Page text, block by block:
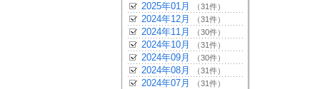
2025年01月 （31件）
2024年12月 （31件）
2024年11月 （30件）
2024年10月 （31件）
2024年09月 （30件）
2024年08月 （31件）
2024年07月 （31件）